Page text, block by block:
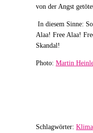
von der Angst
In diesem Sinne:
Alaa! Free Alaa!
Skandal!
Photo: Martin
Schlagwörter: Klima